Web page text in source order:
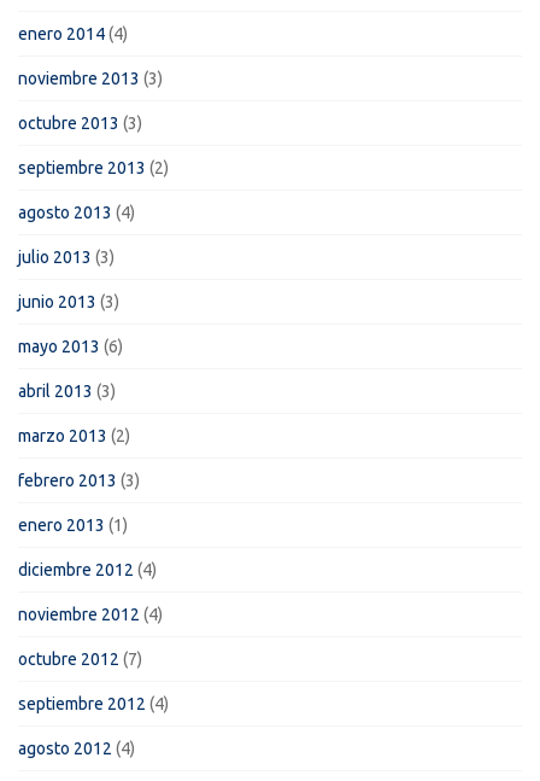
enero 2014(4)
noviembre 2013 (3)
octubre 2013 (3)
septiembre 2013 (2)
agosto 2013 (4)
julio 2013 (3)
junio 2013 (3)
mayo 2013 (6)
abril 2013 (3)
marzo 2013 (2)
febrero 2013 (3)
enero 2013 (1)
diciembre 2012 (4)
noviembre 2012 (4)
octubre 2012 (7)
septiembre 2012 (4)
agosto 2012 (4)